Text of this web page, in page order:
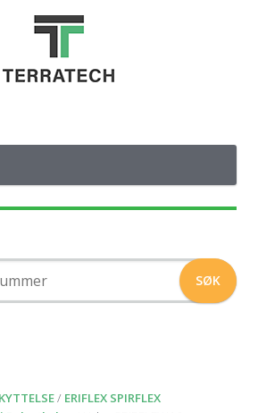
/ ERIFLEX SPIRFLEX